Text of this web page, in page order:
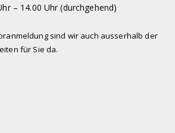
– 14.00 Uhr (durchgehend)
sind wir auch ausserhalb der
für Sie da.